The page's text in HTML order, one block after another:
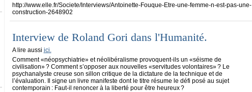
http://www.elle.fr/Societe/Interviews/Antoinette-Fouque-Etre-une-femme-n-est-pas-une-
construction-2648902
Interview de Roland Gori dans l'Humanité.
A lire aussi ici.
Comment «néopsychiatrie» et néolibéralisme provoquent-ils un «séisme de
civilisation» ? Comment s’opposer aux nouvelles «servitudes volontaires» ? Le
psychanalyste creuse son sillon critique de la dictature de la technique et de
l’évaluation. Il signe un livre manifeste dont le titre résume le défi posé au sujet
contemporain : Faut-il renoncer à la liberté pour être heureux ?